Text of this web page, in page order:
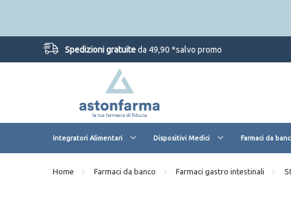
Spedizioni gratuiteda 49,90 *salvo promo
Integratori Alimentari Dispositivi Medici Farmaci da
Home Farmaci da banco Farmaci gastro intestinali